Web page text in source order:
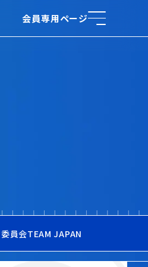
会員専用ページ
委員会TEAM JAPAN